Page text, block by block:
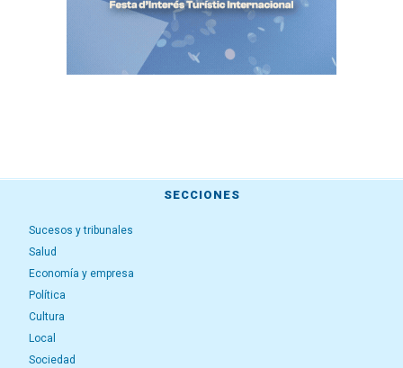
SECCIONES
Sucesos y tribunales
Salud
Economía y empresa
Política
Cultura
Local
Sociedad